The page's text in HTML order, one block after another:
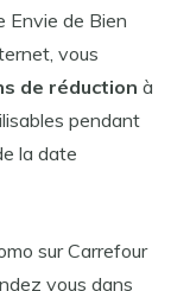
Envie de Bien
vous
de réduction à
pendant
la date
sur Carrefour
vous dans